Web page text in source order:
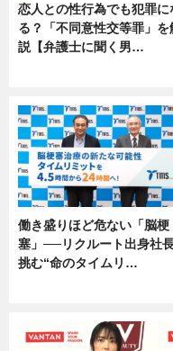
恋人との性行為でも犯罪に
る？「不同意性交等罪」を
説【弁護士に聞く男…
働き盛りほど危ない「脳梗
塞」──リクルート出身社
挑む“命のタイムリ…